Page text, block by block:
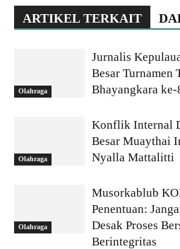
ARTIKEL TERKAIT
Olahraga
Jurnalis
Besar Turnamen
Bhayangkara ke-
Olahraga
Konflik Internal
Besar Muaythai
Nyalla Mattalitti
Olahraga
Musorkablub
Penentuan:
Desak Proses
Berintegritas